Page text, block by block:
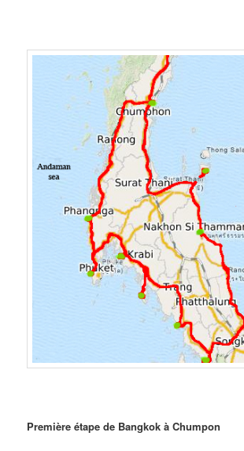
Première étape de Bangkok à Chumpon